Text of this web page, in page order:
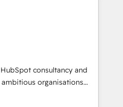
of Rookie of the Year
4.9/5 rating in HubSpot
Reviews. Digifianz
logistics & 3PL, home
branding and
health, education,
consulting, make the
Mexico and Latin
consultancy and
organisations
and intelligence.